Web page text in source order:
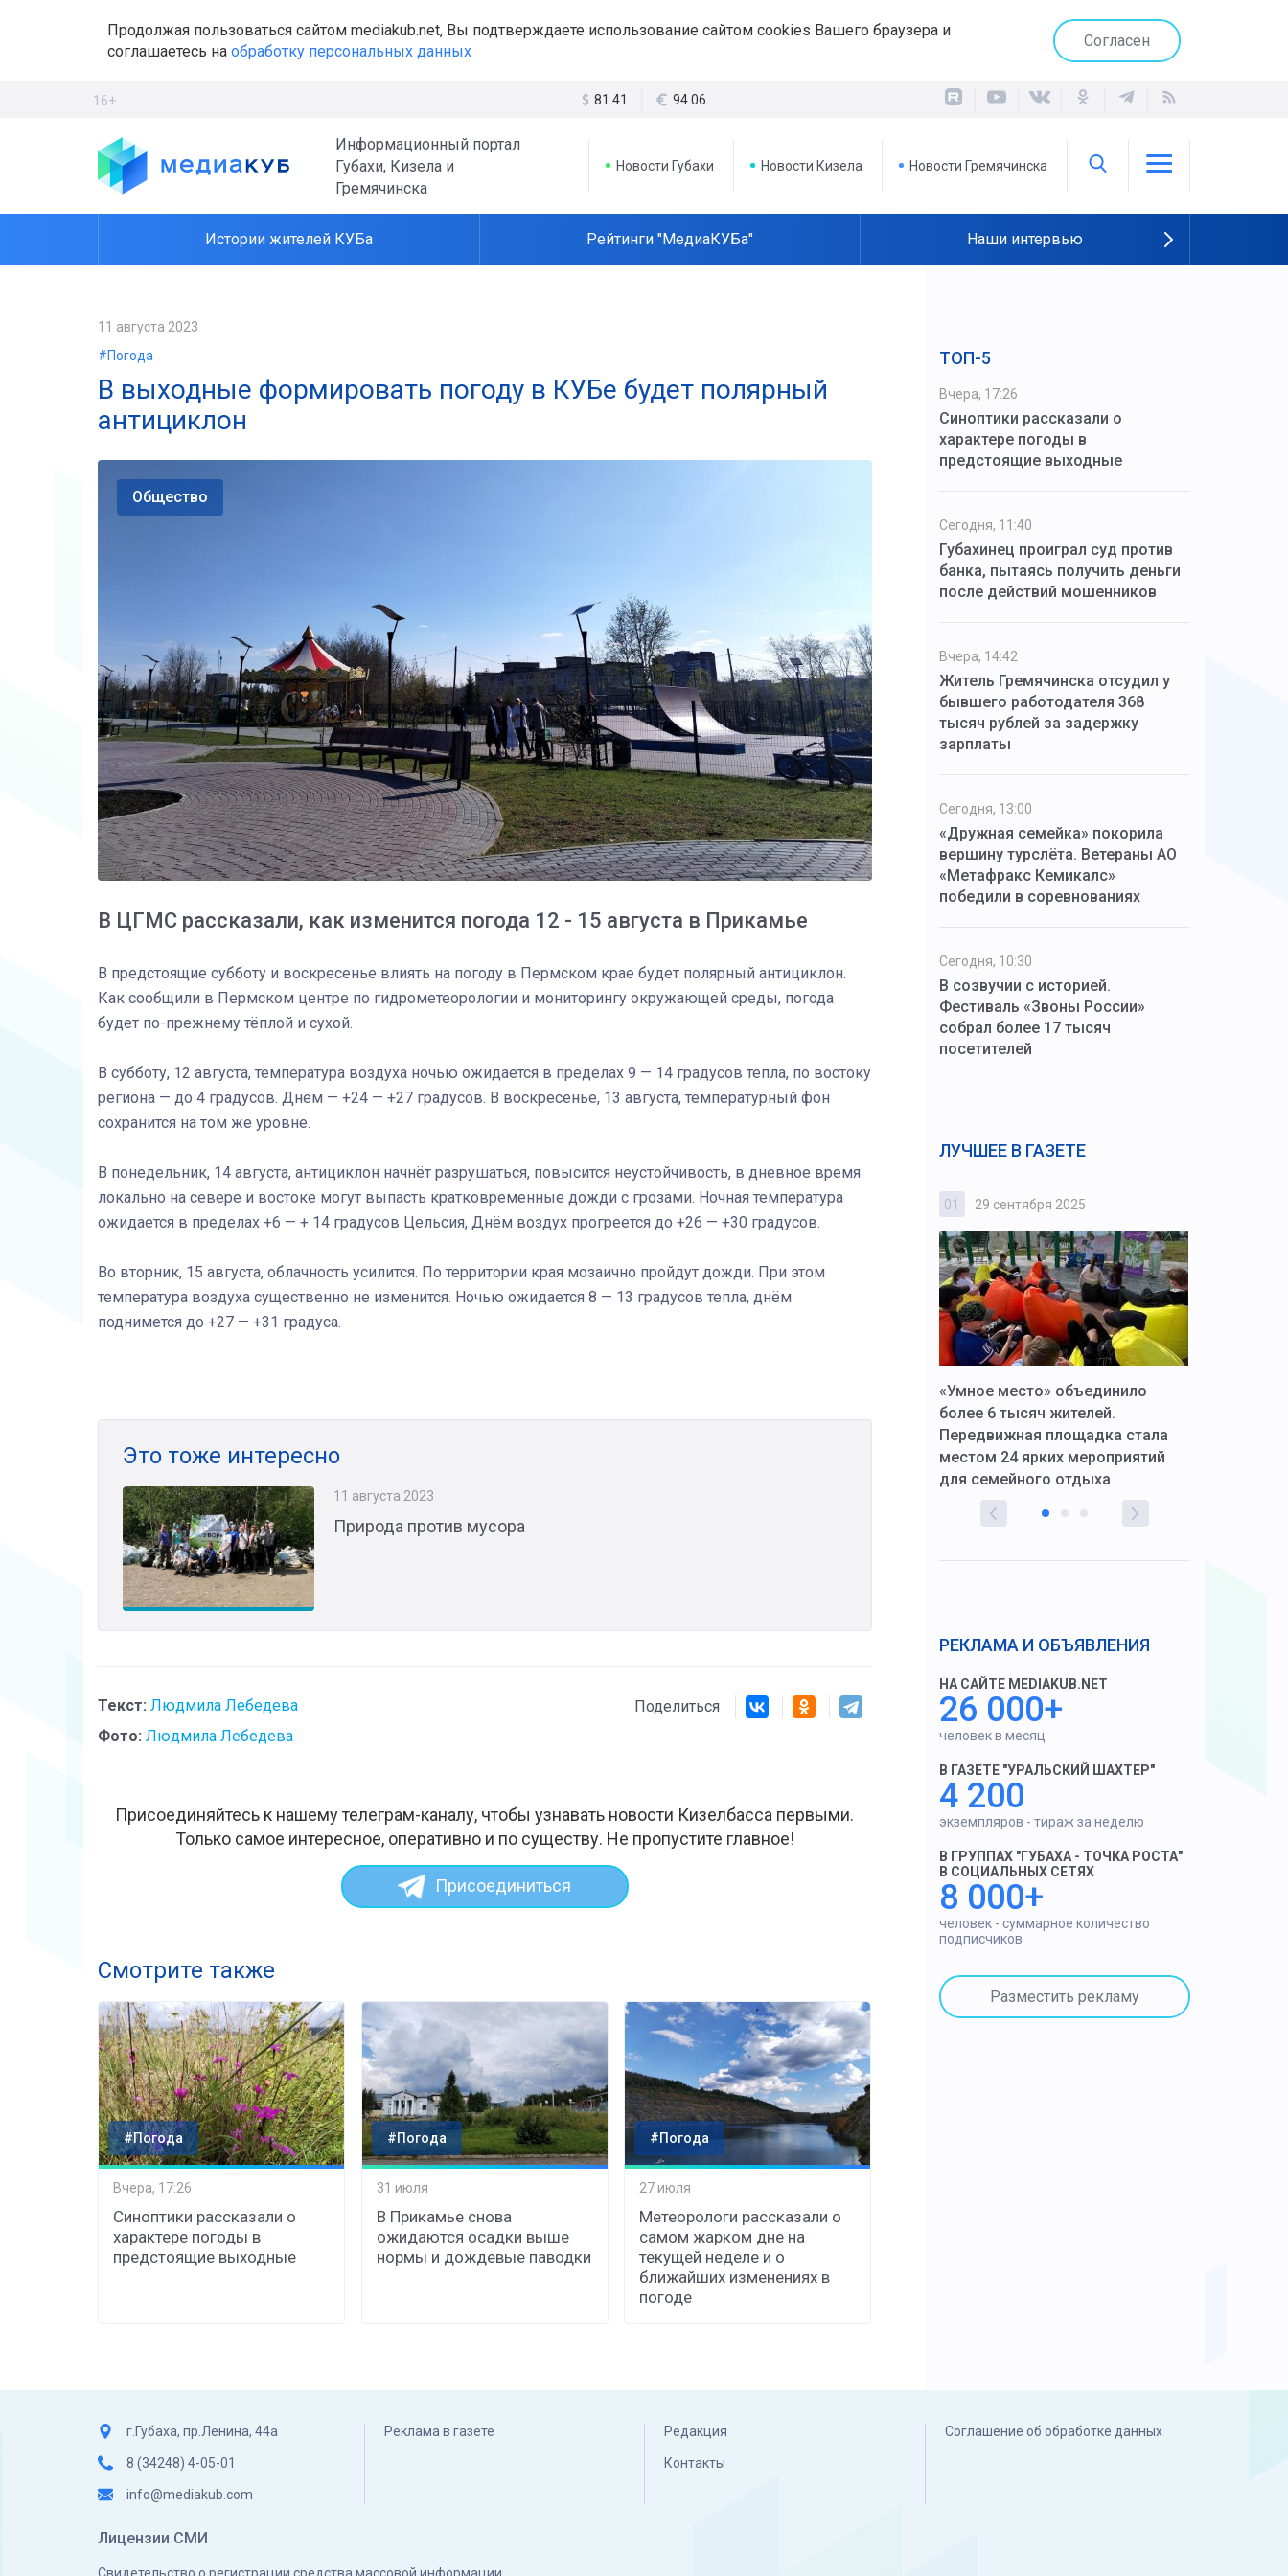
Продолжая пользоваться сайтом mediakub.net, Вы подтверждаете использование сайтом cookies Вашего браузера и
соглашаетесь на обработку персональных данных
Согласен
16+ 81.41 94.06
Информационный портал
Губахи, Кизела и
Гремячинска
Новости Губахи Новости Кизела Новости Гремячинска
Истории жителей КУБа Рейтинги "МедиаКУБа" Наши интервью
11 августа 2023
#Погода
В выходные формировать погоду в КУБе будет полярный
антициклон
Общество
В ЦГМС рассказали, как изменится погода 12 - 15 августа в Прикамье
В предстоящие субботу и воскресенье влиять на погоду в Пермском крае будет полярный антициклон.
Как сообщили в Пермском центре по гидрометеорологии и мониторингу окружающей среды, погода
будет по-прежнему тёплой и сухой.
В субботу, 12 августа, температура воздуха ночью ожидается в пределах 9 — 14 градусов тепла, по востоку
региона — до 4 градусов. Днём — +24 — +27 градусов. В воскресенье, 13 августа, температурный фон
сохранится на том же уровне.
В понедельник, 14 августа, антициклон начнёт разрушаться, повысится неустойчивость, в дневное время
локально на севере и востоке могут выпасть кратковременные дожди с грозами. Ночная температура
ожидается в пределах +6 — + 14 градусов Цельсия, Днём воздух прогреется до +26 — +30 градусов.
Во вторник, 15 августа, облачность усилится. По территории края мозаично пройдут дожди. При этом
температура воздуха существенно не изменится. Ночью ожидается 8 — 13 градусов тепла, днём
поднимется до +27 — +31 градуса.
Это тоже интересно
11 августа 2023
Природа против мусора
Текст: Людмила Лебедева
Фото: Людмила Лебедева
Поделиться
Присоединяйтесь к нашему телеграм-каналу, чтобы узнавать новости Кизелбасса первыми.
Только самое интересное, оперативно и по существу. Не пропустите главное!
Присоединиться
Смотрите также
#Погода
Вчера, 17:26
Синоптики рассказали о
характере погоды в
предстоящие выходные
#Погода
31 июля
В Прикамье снова
ожидаются осадки выше
нормы и дождевые паводки
#Погода
27 июля
Метеорологи рассказали о
самом жарком дне на
текущей неделе и о
ближайших изменениях в
погоде
ТОП-5
Вчера, 17:26
Синоптики рассказали о
характере погоды в
предстоящие выходные
Сегодня, 11:40
Губахинец проиграл суд против
банка, пытаясь получить деньги
после действий мошенников
Вчера, 14:42
Житель Гремячинска отсудил у
бывшего работодателя 368
тысяч рублей за задержку
зарплаты
Сегодня, 13:00
«Дружная семейка» покорила
вершину турслёта. Ветераны АО
«Метафракс Кемикалс»
победили в соревнованиях
Сегодня, 10:30
В созвучии с историей.
Фестиваль «Звоны России»
собрал более 17 тысяч
посетителей
ЛУЧШЕЕ В ГАЗЕТЕ
03 4 октября 2025 01 29 сентября 2025
«Умное место» объединило
более 6 тысяч жителей.
Передвижная площадка стала
местом 24 ярких мероприятий
для семейного отдыха
РЕКЛАМА И ОБЪЯВЛЕНИЯ
НА САЙТЕ MEDIAKUB.NET
26 000+
человек в месяц
В ГАЗЕТЕ "УРАЛЬСКИЙ ШАХТЕР"
4 200
экземпляров - тираж за неделю
В ГРУППАХ "ГУБАХА - ТОЧКА РОСТА"
В СОЦИАЛЬНЫХ СЕТЯХ
8 000+
человек - суммарное количество
подписчиков
Разместить рекламу
г.Губаха, пр.Ленина, 44а
8 (34248) 4-05-01
info@mediakub.com
Реклама в газете Редакция
Контакты
Соглашение об обработке данных
Лицензии СМИ
Свидетельство о регистрации средства массовой информации